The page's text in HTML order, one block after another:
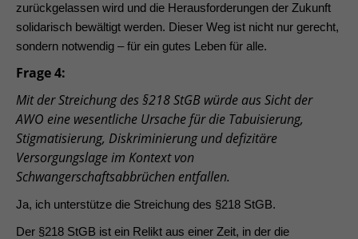
zurückgelassen wird und die Herausforderungen der Zukunft
solidarisch bewältigt werden. Dieser Weg ist nicht nur gerecht,
sondern notwendig – für ein gutes Leben für alle.
Frage 4:
Mit der Streichung des §218 StGB würde aus Sicht der
AWO eine wesentliche Ursache für die Tabuisierung,
Stigmatisierung, Diskriminierung und defizitäre
Versorgungslage im Kontext von
Schwangerschaftsabbrüchen entfallen.
Ja, ich unterstütze die Streichung des §218 StGB.
Der §218 StGB ist ein Relikt aus einer Zeit, in der die